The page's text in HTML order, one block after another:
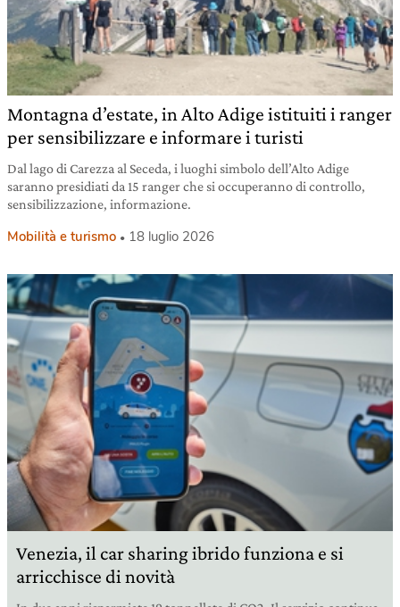
Montagna d’estate, in Alto Adige istituiti i ranger
per sensibilizzare e informare i turisti
Dal lago di Carezza al Seceda, i luoghi simbolo dell’Alto Adige
saranno presidiati da 15 ranger che si occuperanno di controllo,
sensibilizzazione, informazione.
Mobilità e turismo 18 luglio 2026
Venezia, il car sharing ibrido funziona e si
arricchisce di novità